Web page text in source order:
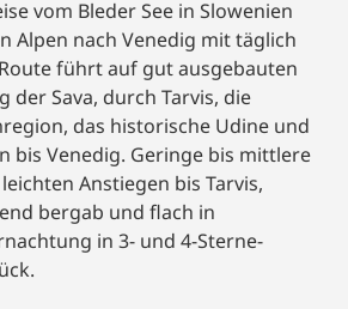
in Kürze
vom Bleder See in Slowenien
Alpen nach Venedig mit täglich
führt auf gut ausgebauten
Sava, durch Tarvis, die